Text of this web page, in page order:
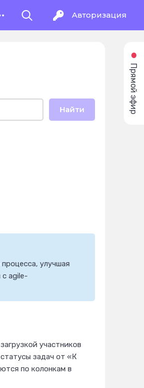
Авторизация
Найти
улучшая
agile-
участников
задач от «К
по колонкам в
Прямой эфир